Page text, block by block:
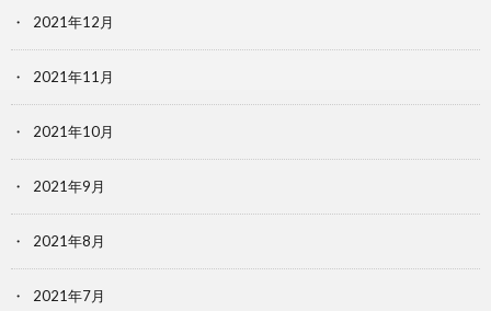
2021年12月
2021年11月
2021年10月
2021年9月
2021年8月
2021年7月